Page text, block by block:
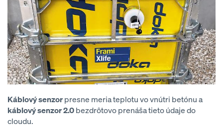
Káblový senzorpresne meria teplotu vo vnútri betónu a
káblový senzor 2.0bezdrôtovo prenáša tieto údaje do
cloudu.